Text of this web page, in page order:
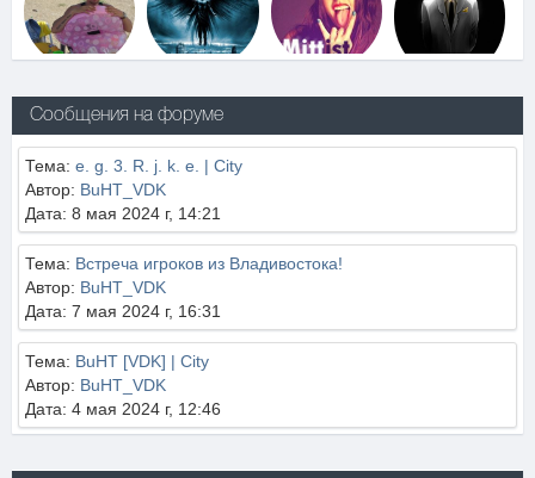
Сообщения на форуме
Тема: e. g. 3. R. j. k. e. | City
Автор: BuHT_VDK
Дата: 8 мая 2024 г, 14:21
Тема: Встреча игроков из Владивостока!
Автор: BuHT_VDK
Дата: 7 мая 2024 г, 16:31
Тема: BuHT [VDK] | City
Автор: BuHT_VDK
Дата: 4 мая 2024 г, 12:46